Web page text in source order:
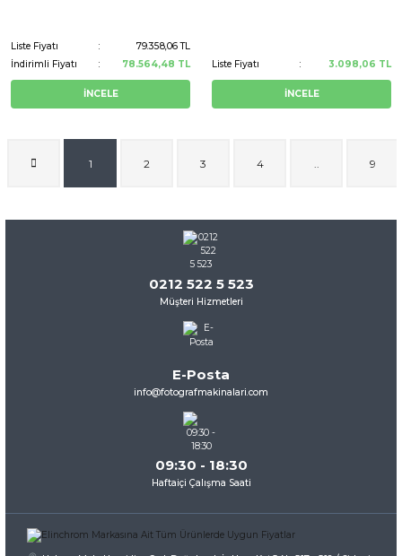
Liste Fiyatı
79.358,06 TL
İndirimli Fiyatı
78.564,48 TL
İNCELE
Liste Fiyatı 3.098,06 TL
İNCELE
1 2 3 4 9
0212 522 5 523
Müşteri Hizmetleri
E-Posta
info@fotografmakinalari.com
09:30 - 18:30
Haftaiçi Çalışma Saati